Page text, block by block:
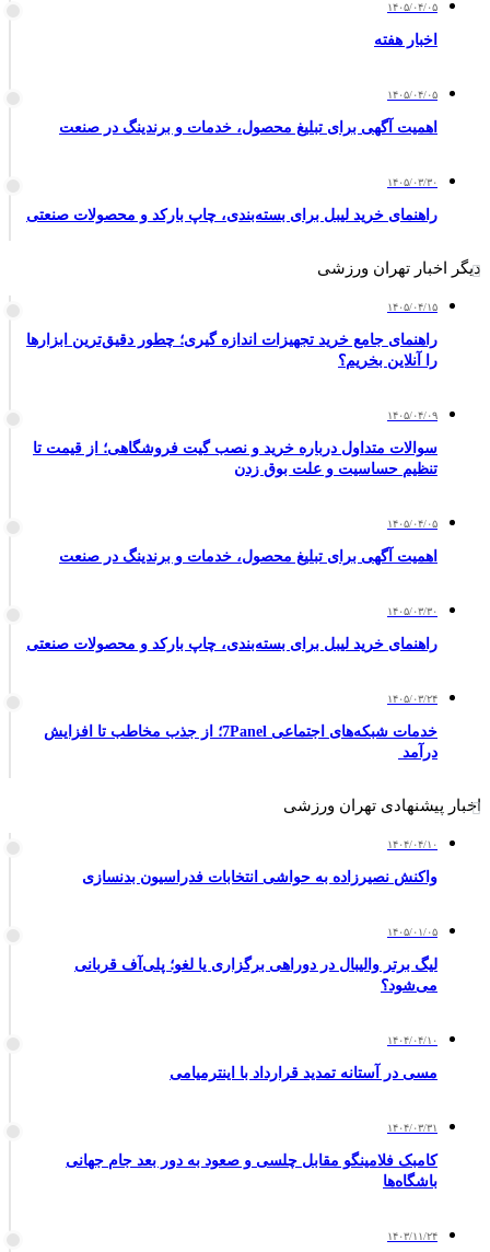
۱۴۰۵/۰۴/۰۵
اخبار هفته
۱۴۰۵/۰۴/۰۵
اهمیت آگهی برای تبلیغ محصول، خدمات و برندینگ در صنعت
۱۴۰۵/۰۳/۳۰
راهنمای خرید لیبل برای بسته‌بندی، چاپ بارکد و محصولات صنعتی
دیگر اخبار تهران ورزشی
۱۴۰۵/۰۴/۱۵
راهنمای جامع خرید تجهیزات اندازه گیری؛ چطور دقیق‌ترین ابزارها
را آنلاین بخریم؟
۱۴۰۵/۰۴/۰۹
سوالات متداول درباره خرید و نصب گیت فروشگاهی؛ از قیمت تا
تنظیم حساسیت و علت بوق زدن
۱۴۰۵/۰۴/۰۵
اهمیت آگهی برای تبلیغ محصول، خدمات و برندینگ در صنعت
۱۴۰۵/۰۳/۳۰
راهنمای خرید لیبل برای بسته‌بندی، چاپ بارکد و محصولات صنعتی
۱۴۰۵/۰۳/۲۴
خدمات شبکه‌های اجتماعی 7Panel؛ از جذب مخاطب تا افزایش
درآمد
اخبار پیشنهادی تهران ورزشی
۱۴۰۴/۰۴/۱۰
واکنش نصیرزاده به حواشی انتخابات فدراسیون بدنسازی
۱۴۰۵/۰۱/۰۵
لیگ برتر والیبال در دوراهی برگزاری یا لغو؛ پلی‌آف قربانی
می‌شود؟
۱۴۰۴/۰۴/۱۰
مسی در آستانه تمدید قرارداد با اینترمیامی
۱۴۰۴/۰۳/۳۱
کامبک فلامینگو مقابل چلسی و صعود به دور بعد جام جهانی
باشگاه‌ها
۱۴۰۳/۱۱/۲۴